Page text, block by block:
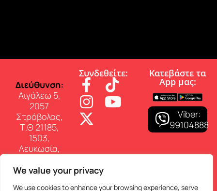
We value your privacy
We use cookies to enhance your browsing experience, serve
∆ιεύθυνση:
Αιγάλεω 5,
2057
Στρόβολος,
Τ.Θ 21185,
1503,
Λευκωσία,
Επικοινωνία:
Τηλ: 22 460
Συνδεθείτε: Κατεβάστε τα
App µας:
Viber:
99104888